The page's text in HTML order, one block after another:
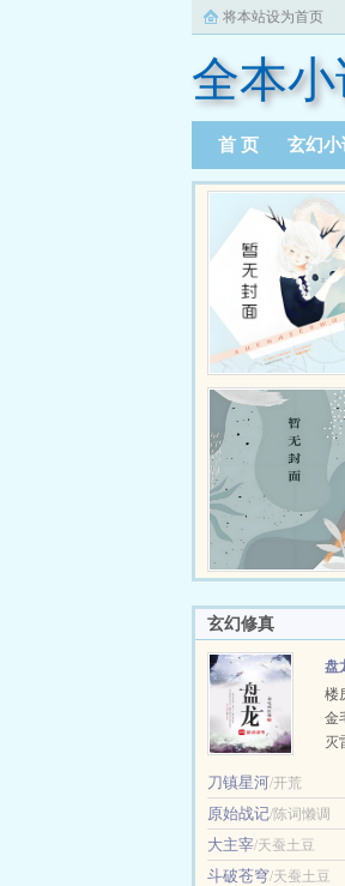
将本站设为首页
全本
首 页 玄幻小
玄幻修真
盘
楼
金
灭
刀镇星河/开荒
原始战记/陈词懒调
大主宰/天蚕土豆
斗破苍穹/天蚕土豆